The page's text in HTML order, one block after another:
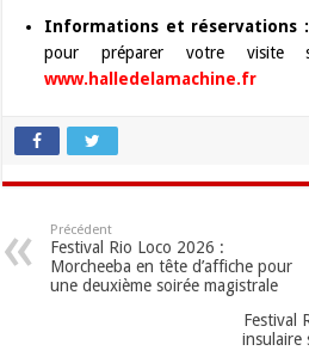
Informations et réservations :
pour préparer votre
www.halledelamachine.fr
Précédent
Festival Rio Loco 2026 :
Morcheeba en tête d’affiche pour
une deuxième soirée magistrale
Festival
insulaire